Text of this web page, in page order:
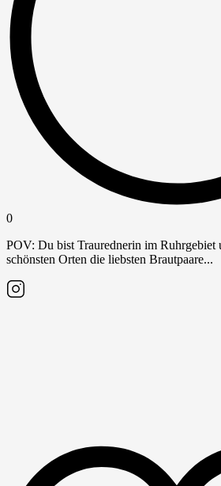
0
POV: Du bist Traurednerin im Ruhrgebiet
schönsten Orten die liebsten Brautpaare...